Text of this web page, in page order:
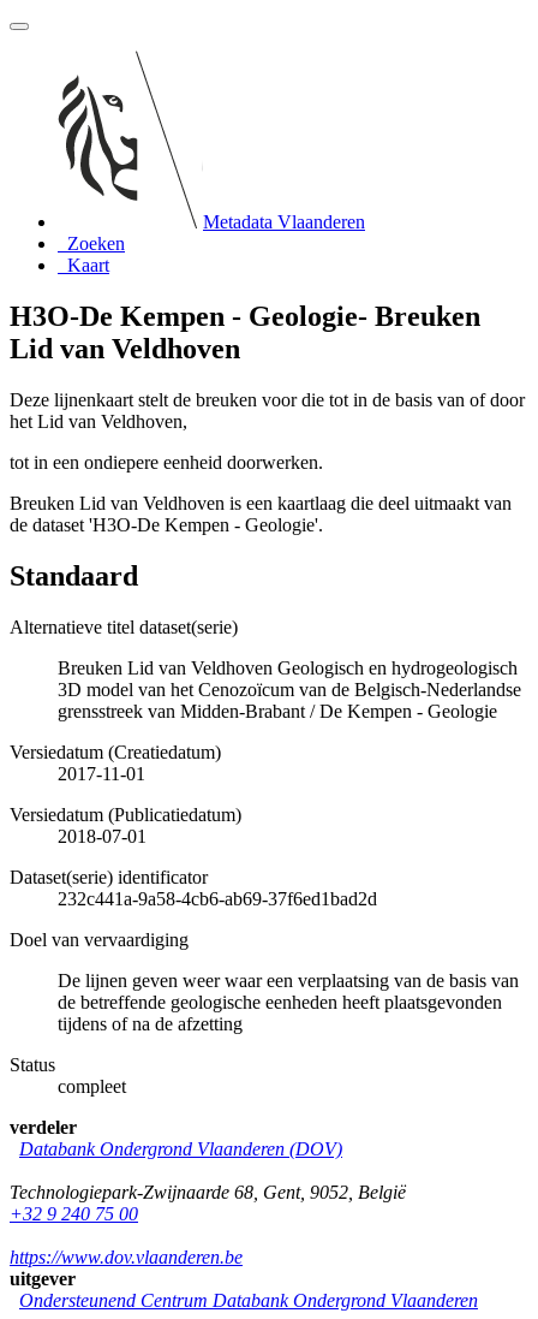
Metadata Vlaanderen
Zoeken
Kaart
H3O-De Kempen - Geologie- Breuken
Lid van Veldhoven
Deze lijnenkaart stelt de breuken voor die tot in de basis van of door
het Lid van Veldhoven,
tot in een ondiepere eenheid doorwerken.
Breuken Lid van Veldhoven is een kaartlaag die deel uitmaakt van
de dataset 'H3O-De Kempen - Geologie'.
Standaard
Alternatieve titel dataset(serie)
Breuken Lid van Veldhoven Geologisch en hydrogeologisch
3D model van het Cenozoïcum van de Belgisch-Nederlandse
grensstreek van Midden-Brabant / De Kempen - Geologie
Versiedatum (Creatiedatum)
2017-11-01
Versiedatum (Publicatiedatum)
2018-07-01
Dataset(serie) identificator
232c441a-9a58-4cb6-ab69-37f6ed1bad2d
Doel van vervaardiging
De lijnen geven weer waar een verplaatsing van de basis van
de betreffende geologische eenheden heeft plaatsgevonden
tijdens of na de afzetting
Status
compleet
verdeler
Databank Ondergrond Vlaanderen (DOV)
Technologiepark-Zwijnaarde 68 Gent, 9052 België
+32 9 240 75 00
https://www.dov.vlaanderen.be
uitgever
Ondersteunend Centrum Databank Ondergrond Vlaanderen